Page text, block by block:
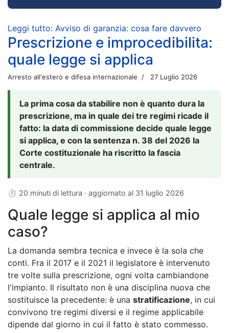
Leggi tutto: Avviso di garanzia: cosa fare davvero
Prescrizione e improcedibilita:
quale legge si applica
Arresto all'estero e difesa internazionale 27 Luglio 2026
La prima cosa da stabilire non è quanto dura la
prescrizione, ma in quale dei tre regimi ricade il
fatto: la data di commissione decide quale legge
si applica, e con la sentenza n. 38 del 2026 la
Corte costituzionale ha riscritto la fascia
centrale.
⏱ 20 minuti di lettura · aggiornato al 31 luglio 2026
Quale legge si applica al mio
caso?
La domanda sembra tecnica e invece è la sola che
conti. Fra il 2017 e il 2021 il legislatore è intervenuto
tre volte sulla prescrizione, ogni volta cambiandone
l'impianto. Il risultato non è una disciplina nuova che
sostituisce la precedente: è una stratificazione, in cui
convivono tre regimi diversi e il regime applicabile
dipende dal giorno in cui il fatto è stato commesso.